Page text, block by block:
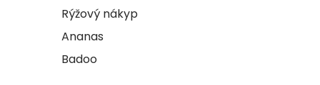
Rýžový nákyp
Ananas
Badoo